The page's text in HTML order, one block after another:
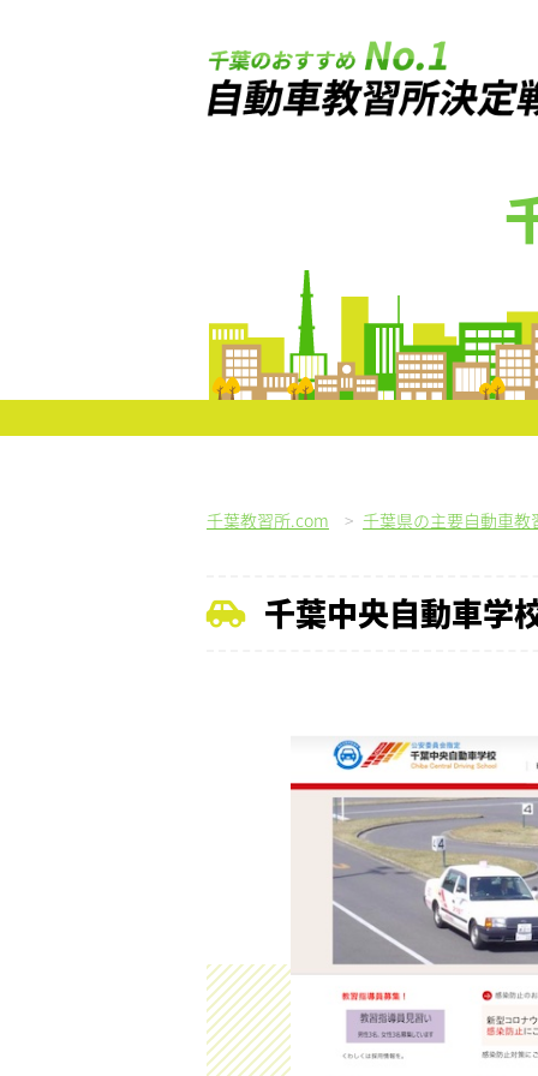
千葉教習所.com > 千葉県の主要自動車教
千葉中央自動車学